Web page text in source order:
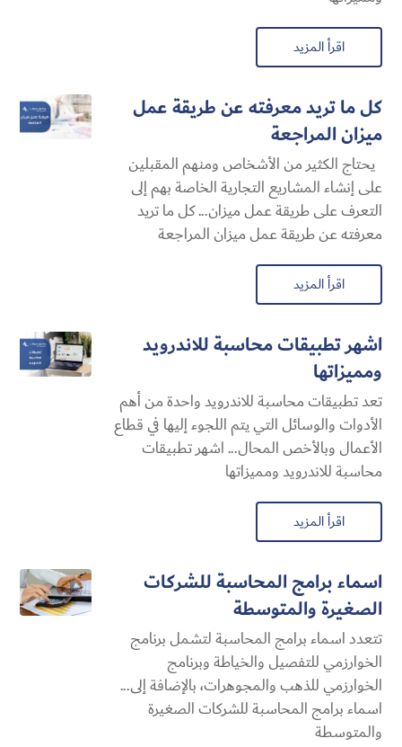
اقرأ المزيد
كل ما تريد معرفته عن طريقة عمل
ميزان المراجعة
يحتاج الكثير من الأشخاص ومنهم المقبلين
على إنشاء المشاريع التجارية الخاصة بهم إلى
التعرف على طريقة عمل ميزان... كل ما تريد
معرفته عن طريقة عمل ميزان المراجعة
اقرأ المزيد
اشهر تطبيقات محاسبة للاندرويد
ومميزاتها
تعد تطبيقات محاسبة للاندرويد واحدة من أهم
الأدوات والوسائل التي يتم اللجوء إليها في قطاع
الأعمال وبالأخص المحال... اشهر تطبيقات
محاسبة للاندرويد ومميزاتها
اقرأ المزيد
اسماء برامج المحاسبة للشركات
الصغيرة والمتوسطة
تتعدد اسماء برامج المحاسبة لتشمل برنامج
الخوارزمي للتفصيل والخياطة وبرنامج
الخوارزمي للذهب والمجوهرات، بالإضافة إلى...
اسماء برامج المحاسبة للشركات الصغيرة
والمتوسطة